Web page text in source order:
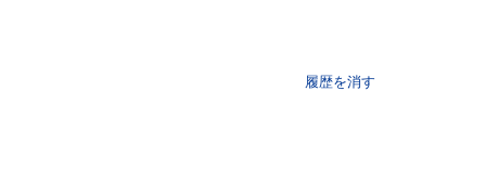
履歴を消す